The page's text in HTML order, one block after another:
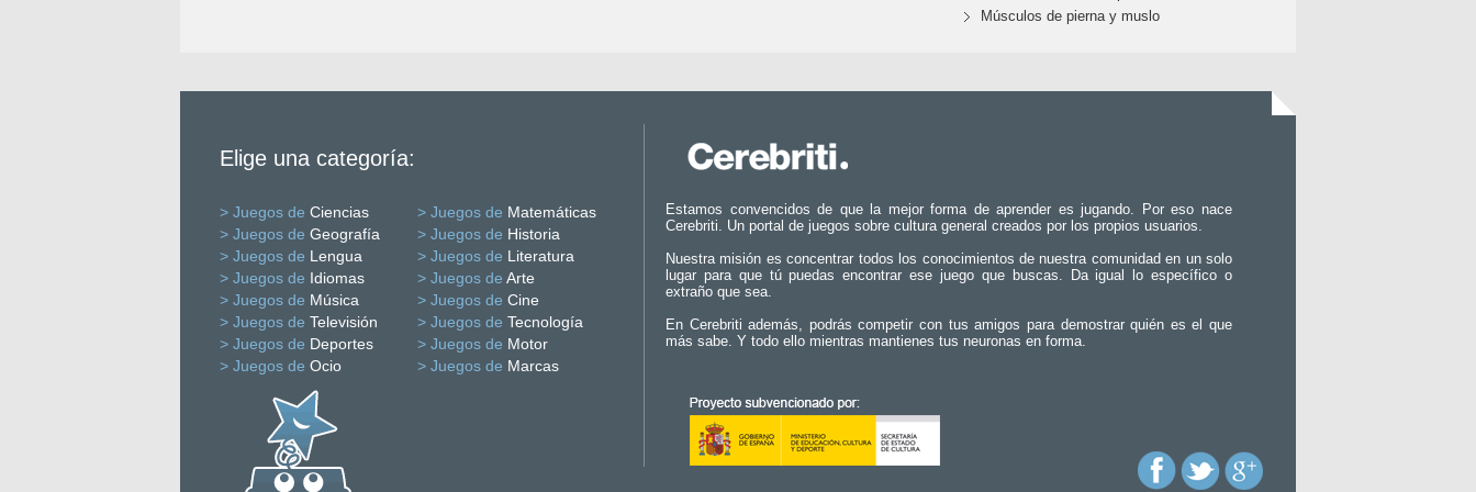
Músculos de pierna y muslo
Elige una categoría:
> Juegos de Ciencias > Juegos de Matemáticas
> Juegos de Geografía > Juegos de Historia
> Juegos de Lengua > Juegos de Literatura
> Juegos de Idiomas > Juegos de Arte
> Juegos de Música > Juegos de Cine
> Juegos de Televisión > Juegos de Tecnología
> Juegos de Deportes > Juegos de Motor
> Juegos de Ocio > Juegos de Marcas
Estamos convencidos de que la mejor forma de aprender es jugando. Por eso nace
Cerebriti. Un portal de juegos sobre cultura general creados por los propios usuarios.
Nuestra misión es concentrar todos los conocimientos de nuestra comunidad en un solo
lugar para que tú puedas encontrar ese juego que buscas. Da igual lo específico o
extraño que sea.
En Cerebriti además, podrás competir con tus amigos para demostrar quién es el que
más sabe. Y todo ello mientras mantienes tus neuronas en forma.